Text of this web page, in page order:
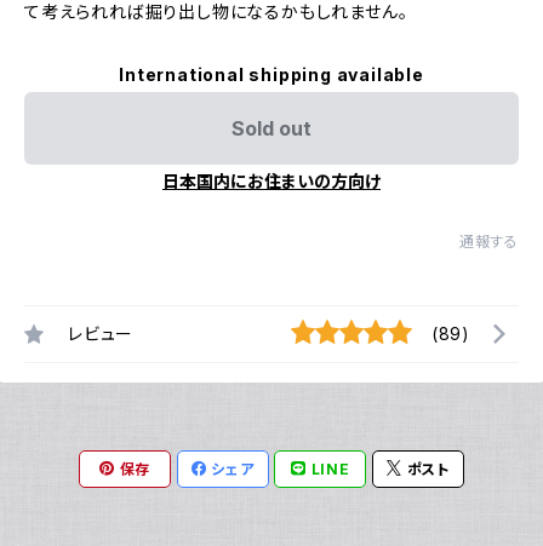
て考えられれば掘り出し物になるかもしれません。
International shipping available
Sold out
日本国内にお住まいの方向け
通報する
レビュー (89)
保存 シェア LINE ポスト